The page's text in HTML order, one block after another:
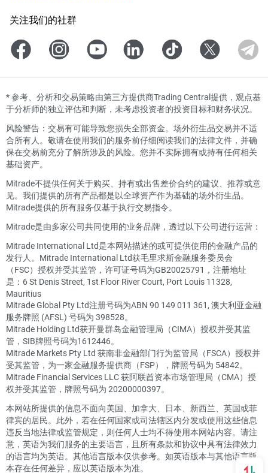
关注我们的社群
*参考、分析和交易策略由第三方提供商Trading Central提供，观点基
于分析师的独立评估和判断，未考虑投资者的投资目标和财务状况。
风险警告：交易有可能导致您损失全部资金。场外衍生品交易并不适
合所有人。敬请在使用我们的服务前仔细阅读我们的法律文件，并确
保在交易前充分了解所涉及的风险。您并不实际拥有或持有任何相关
基础资产。
Mitrade不提供任何关于购买、持有或出售差价合约的建议、推荐或意
见。我们提供的所有产品都是以全球资产作为基础的场外衍生品。
Mitrade提供的所有服务仅基于执行交易指令。
Mitrade是由多家公司共同使用的业务品牌，透过以下公司进行运营：
Mitrade International Ltd是本网站描述的或可提供使用的金融产品的
发行人。Mitrade International Ltd获毛里求斯金融服务委员会
（FSC）授权并受其监管，许可证号码为GB20025791，注册地址
是：6 St Denis Street, 1st Floor River Court, Port Louis 11328,
Mauritius
Mitrade Global Pty Ltd注册号码为ABN 90 149 011 361, 澳大利亚金融
服务牌照 (AFSL) 号码为 398528。
Mitrade Holding Ltd获开曼群岛金融管理局（CIMA）授权并受其监
管，SIB牌照号码为1612446。
Mitrade Markets Pty Ltd 获南非金融部门行为监管局（FSCA）授权并
受其监管，为一家金融服务提供商（FSP），牌照号码为 54842。
Mitrade Financial Services LLC 获阿联酋资本市场管理局（CMA）授
权并受其监管，牌照号码为 20200000397。
本网站所提供的信息不面向美国、加拿大、日本、新西兰、英国或菲
律宾的居民。此外，若在任何国家或司法辖区内分发或使用这些信息
违反当地法律或监管规定，则任何人士均不得使用本网站内容。请注
意，英语为我们服务的主要语言，且所有条款和协议中具有法律效力
的语言均为英语。其他语言版本仅供参考。如英语版本与其他语言版
本存在任何差异，应以英语版本为准。